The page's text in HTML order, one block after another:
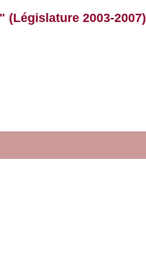
(Législature 2003-2007)